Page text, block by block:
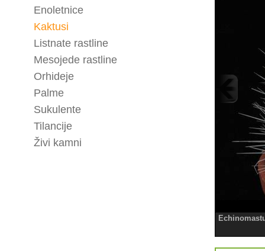
Enoletnice
Kaktusi
Listnate rastline
Mesojede rastline
Orhideje
Palme
Sukulente
Tilancije
Živi kamni